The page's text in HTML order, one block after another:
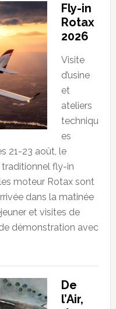
Fly-in
Rotax
2026
Visite
d’usine
et
ateliers
techniqu
es
21-23 août, le
fly-in
moteur Rotax sont
dans la matinée
et visites de
démonstration avec
De
l’Air,